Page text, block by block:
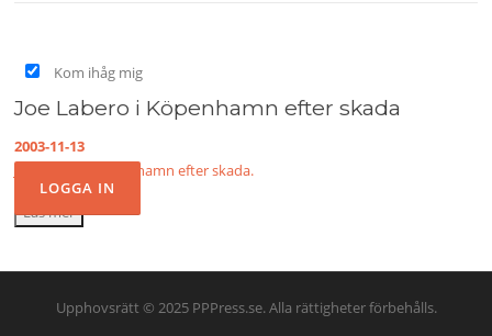
Kom ihåg mig
Joe Labero i Köpenhamn efter skada
2003-11-13
Joe Labero i Köpenhamn efter skada.
Läs mer
Upphovsrätt © 2025 PPPress.se. Alla rättigheter förbehålls.